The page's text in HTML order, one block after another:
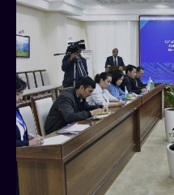
O‘zbekiston
Respublikasi
Konstitutsiyaviy
Qonuni
loyihasi
bo‘yicha
joriy
yilning
aprel